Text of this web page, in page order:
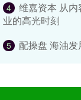
4
维嘉资本 从
业的高光时刻
5 配操盘 海油